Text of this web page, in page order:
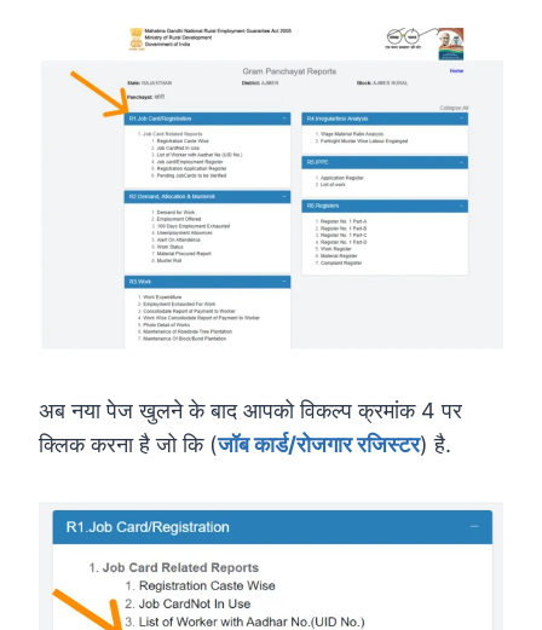
अब नया पेज खुलने के बाद आपको विकल्प क्रमांक 4 पर
क्लिक करना है जो कि (जॉब कार्ड/रोजगार रजिस्टर) है.